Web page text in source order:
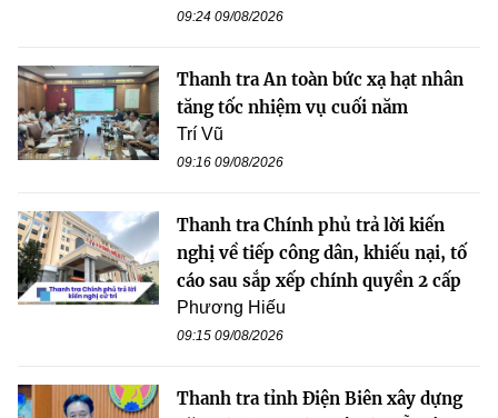
09:24 09/08/2026
Thanh tra An toàn bức xạ hạt nhân
tăng tốc nhiệm vụ cuối năm
Trí Vũ
09:16 09/08/2026
Thanh tra Chính phủ trả lời kiến
nghị về tiếp công dân, khiếu nại, tố
cáo sau sắp xếp chính quyền 2 cấp
Phương Hiếu
09:15 09/08/2026
Thanh tra tỉnh Điện Biên xây dựng